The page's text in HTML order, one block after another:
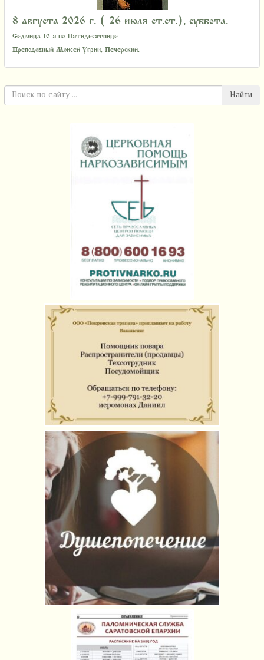
8 августа 2026 г. ( 26 июля ст.ст.), суббота.
Седмица 10-я по Пятидесятнице.
Преподобный Моисей Угрин, Печерский.
Найти